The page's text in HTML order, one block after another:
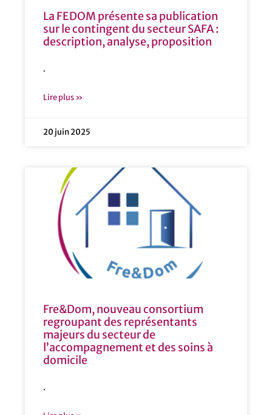
La FEDOM présente sa publication
sur le contingent du secteur SAFA :
description, analyse, proposition
.
Lire plus »
20 juin 2025
Fre&Dom, nouveau consortium
regroupant des représentants
majeurs du secteur de
l’accompagnement et des soins à
domicile
.